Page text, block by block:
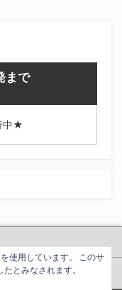
まで
中★
使用しています。 このサ
とみなされます。